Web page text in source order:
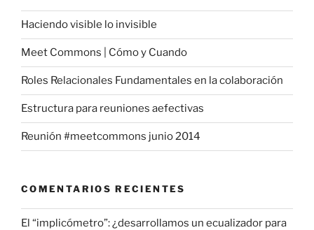
Haciendo visible lo invisible
Meet Commons | Cómo y Cuando
Roles Relacionales Fundamentales en la colaboración
Estructura para reuniones aefectivas
Reunión #meetcommons junio 2014
COMENTARIOS RECIENTES
El “implicómetro”: ¿desarrollamos un ecualizador para